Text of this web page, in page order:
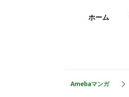
ホーム
Amebaマンガ